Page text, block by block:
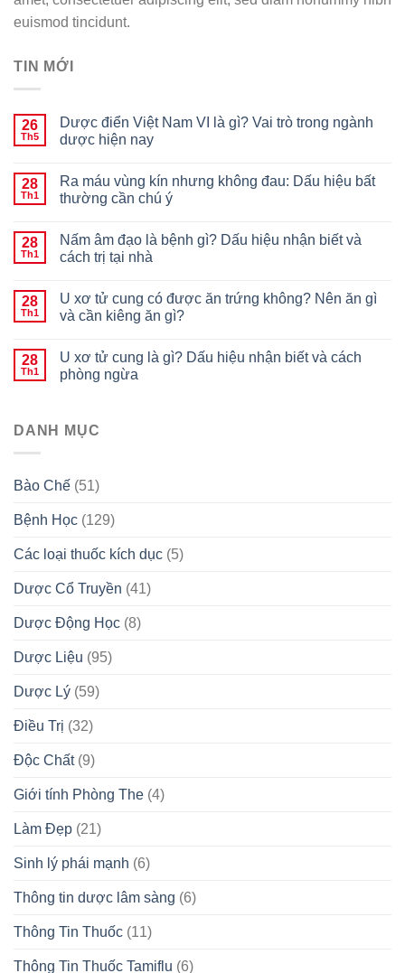
euismod tincidunt.
TIN MỚI
26
Th5
Dược điển Việt Nam VI là gì? Vai trò trong ngành
dược hiện nay
28
Th1
Ra máu vùng kín nhưng không đau: Dấu hiệu bất
thường cần chú ý
28
Th1
Nấm âm đạo là bệnh gì? Dấu hiệu nhận biết và
cách trị tại nhà
28
Th1
U xơ tử cung có được ăn trứng không? Nên ăn gì
và cần kiêng ăn gì?
28
Th1
U xơ tử cung là gì? Dấu hiệu nhận biết và cách
phòng ngừa
DANH MỤC
Bào Chế (51)
Bệnh Học (129)
Các loại thuốc kích dục (5)
Dược Cổ Truyền (41)
Dược Động Học (8)
Dược Liệu (95)
Dược Lý (59)
Điều Trị (32)
Độc Chất(9)
Giới tính Phòng The (4)
Làm Đẹp (21)
Sinh lý phái mạnh (6)
Thông tin dược lâm sàng (6)
Thông Tin Thuốc (11)
Thông Tin Thuốc Tamiflu (6)